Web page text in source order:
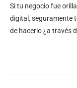
Si tu negocio fue
digital, seguramente
de hacerlo ¿a través